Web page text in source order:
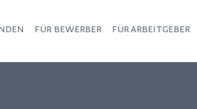
FÜR BEWERBER FÜR ARBEITGEBER